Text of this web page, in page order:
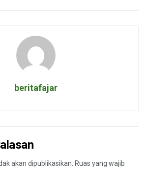
beritafajar
akan dipublikasikan. Ruas yang wajib